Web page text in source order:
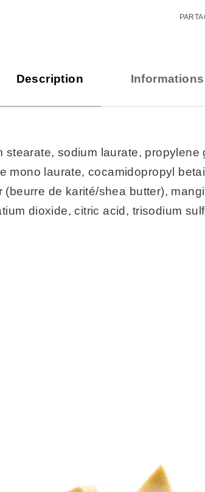
Description Informations
sodium laurate,
mono laurate, cocamidopropyl
de karité/shea butter),
dioxide, citric acid, trisodium